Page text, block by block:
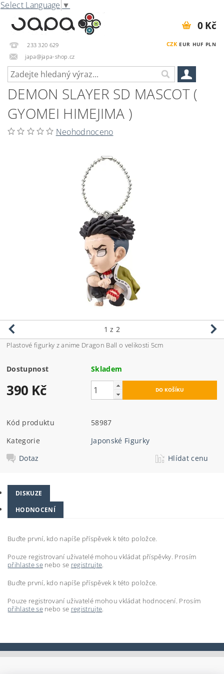
Select Language ▼
233 320 629
japa@japa-shop.cz
CZK EUR HUF PLN
0 Kč
DEMON SLAYER SD MASCOT (
GYOMEI HIMEJIMA )
Neohodnoceno
1 z 2
Plastové figurky z anime Dragon Ball o velikosti 5cm
Dostupnost Skladem
390 Kč
Kód produktu
58987
Kategorie
Japonské Figurky
Dotaz
Hlídat cenu
DISKUZE
HODNOCENÍ
Buďte první, kdo napíše příspěvek k této položce.
Pouze registrovaní uživatelé mohou vkládat příspěvky. Prosím
přihlaste senebo se registrujte.
Buďte první, kdo napíše příspěvek k této položce.
Pouze registrovaní uživatelé mohou vkládat hodnocení. Prosím
přihlaste senebo se registrujte.